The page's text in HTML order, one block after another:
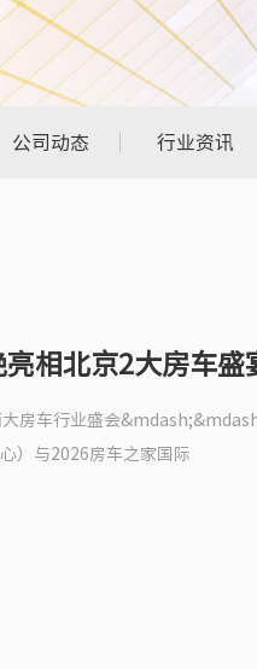
公司动态 行业资讯
相北京2大房车盛
房车行业盛会
）与2026房车之家国际